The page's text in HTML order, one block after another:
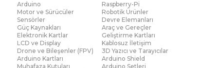
Arduino
Raspberry-Pi
Motor ve Sürücüler
Robotik Ürünler
Sensörler
Devre Elemanları
Güç Kaynakları
Araç ve Gereçler
Elektronik Kartlar
Geliştirme Kartları
LCD ve Display
Kablosuz İletişim
Drone ve Bileşenler (FPV)
3D Yazıcı ve Tarayıcılar
Arduino Kartları
Arduino Shield
Muhafaza Kutuları
Arduino Setleri